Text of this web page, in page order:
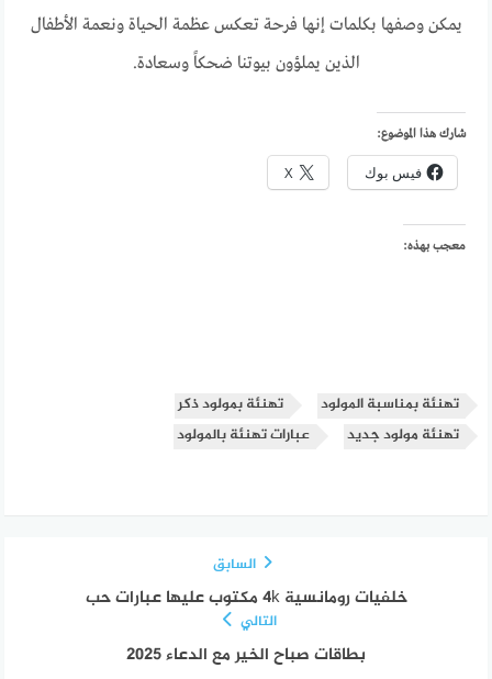
يمكن وصفها بكلمات إنها فرحة تعكس عظمة الحياة ونعمة الأطفال
الذين يملؤون بيوتنا ضحكاً وسعادة.
شارك هذا الموضوع:
فيس بوك X
معجب بهذه:
تهنئة بمناسبة المولود
تهنئة بمولود ذكر
تهنئة مولود جديد
عبارات تهنئة بالمولود
السابق
خلفيات رومانسية 4k مكتوب عليها عبارات حب
التالي
بطاقات صباح الخير مع الدعاء 2025